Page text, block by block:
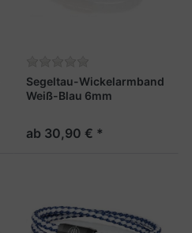
Segeltau-Wickelarmband
Weiß-Blau 6mm
ab 30,90 € *